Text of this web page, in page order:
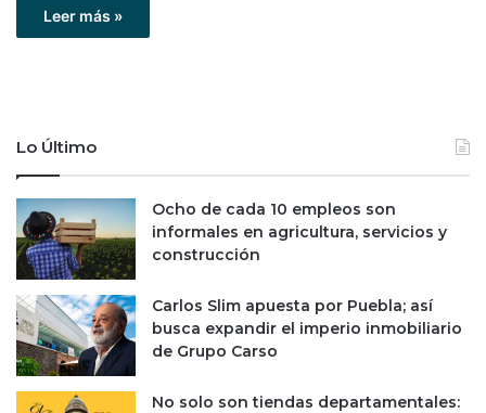
Leer más »
Lo Último
Ocho de cada 10 empleos son
informales en agricultura, servicios y
construcción
Carlos Slim apuesta por Puebla; así
busca expandir el imperio inmobiliario
de Grupo Carso
No solo son tiendas departamentales: